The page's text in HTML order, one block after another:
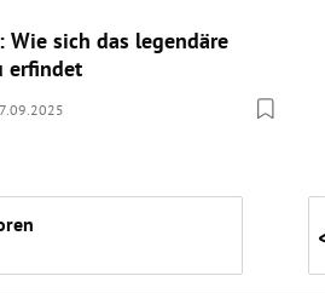
Wie sich das legendäre
erfindet